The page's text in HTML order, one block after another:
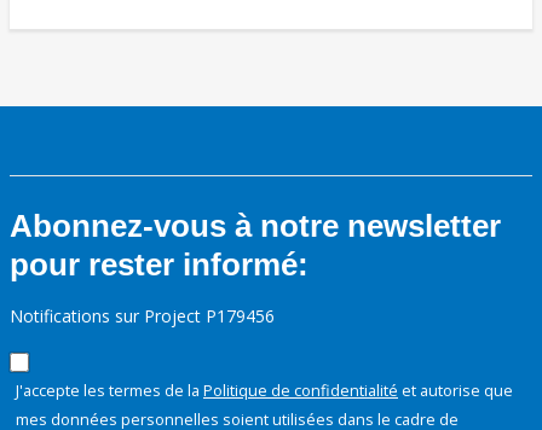
Abonnez-vous à notre newsletter
pour rester informé:
Notifications sur Project P179456
J'accepte les termes de la Politique de confidentialité et autorise que
mes données personnelles soient utilisées dans le cadre de